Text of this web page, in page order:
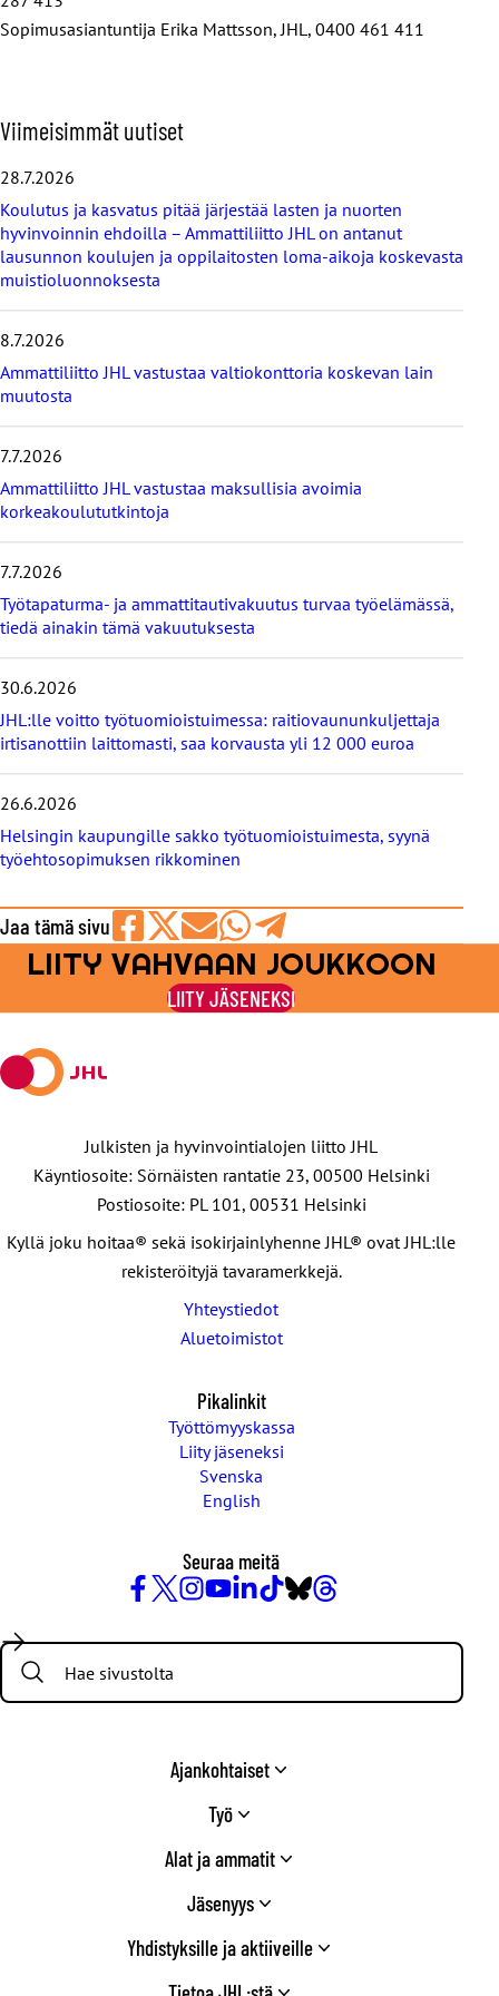
Sopimusasiantuntija Erika Mattsson, JHL, 0400 461 411
O
h
i
t
a
v
i
i
i
s
i
ä
t
u
u
t
i
e
t
Viimeisimmät uutiset
28.7.2026
Koulutus ja kasvatus pitää järjestää lasten ja nuorten
hyvinvoinnin ehdoilla – Ammattiliitto JHL on antanut
lausunnon koulujen ja oppilaitosten loma-aikoja koskevasta
muistioluonnoksesta
8.7.2026
Ammattiliitto JHL vastustaa valtiokonttoria koskevan lain
muutosta
7.7.2026
Ammattiliitto JHL vastustaa maksullisia avoimia
korkeakoulututkintoja
7.7.2026
Työtapaturma- ja ammattitautivakuutus turvaa työelämässä,
tiedä ainakin tämä vakuutuksesta
30.6.2026
JHL:lle voitto työtuomioistuimessa: raitiovaununkuljettaja
irtisanottiin laittomasti, saa korvausta yli 12 000 euroa
26.6.2026
Helsingin kaupungille sakko työtuomioistuimesta, syynä
työehtosopimuksen rikkominen
Jaa tämä sivu
Jaa
Facebookissa
Jaa
viestipalvelu
X:ssä
Jaa
sähköpostilla
Jaa
WhatsAppilla
Jaa
Telegramilla
LIITY VAHVAAN JOUKKOON
LIITY JÄSENEKSI
Julkisten ja hyvinvointialojen liitto JHL
Käyntiosoite: Sörnäisten rantatie 23, 00500 Helsinki
Postiosoite: PL 101, 00531 Helsinki
Kyllä joku hoitaa® sekä isokirjainlyhenne JHL® ovat JHL:lle
rekisteröityjä tavaramerkkejä.
Yhteystiedot
Aluetoimistot
Pikalinkit
Työttömyyskassa
Liity jäseneksi
Svenska
English
Seuraa meitä
/
Twitter
Search:
Ajankohtaiset
Työ
Alat ja ammatit
Jäsenyys
Yhdistyksille ja aktiiveille